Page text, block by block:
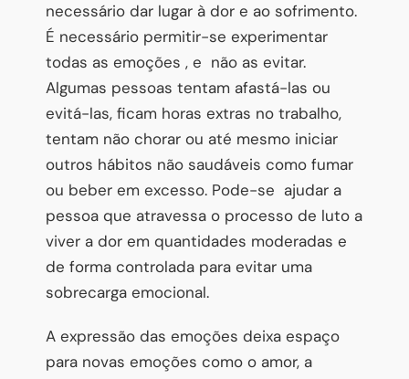
necessário dar lugar à dor e ao sofrimento.
É necessário permitir-se experimentar
todas as emoções , e não as evitar.
Algumas pessoas tentam afastá-las ou
evitá-las, ficam horas extras no trabalho,
tentam não chorar ou até mesmo iniciar
outros hábitos não saudáveis como fumar
ou beber em excesso. Pode-se ajudar a
pessoa que atravessa o processo de luto a
viver a dor em quantidades moderadas e
de forma controlada para evitar uma
sobrecarga emocional.
A expressão das emoções deixa espaço
para novas emoções como o amor, a